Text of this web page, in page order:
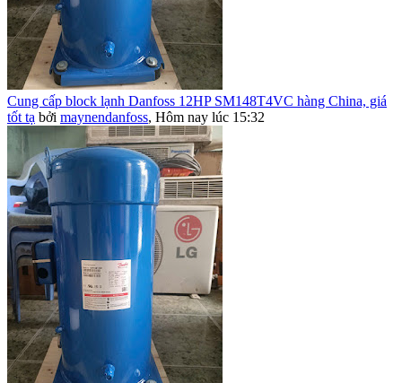
Cung cấp block lạnh Danfoss 12HP SM148T4VC hàng China, giá
tốt tạ bởi maynendanfoss, Hôm nay lúc 15:32